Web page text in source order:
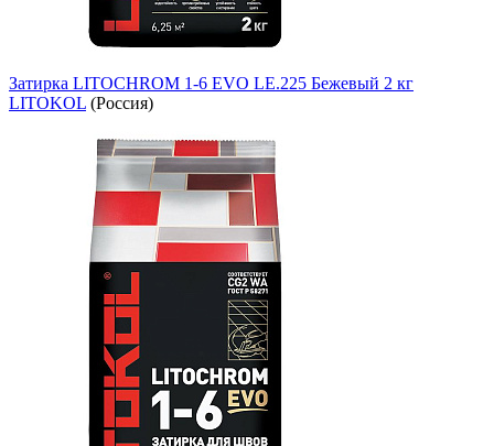
Затирка LITOCHROM 1-6 EVO LE.225 Бежевый 2 кг
LITOKOL (Россия)